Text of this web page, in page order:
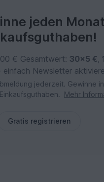
jeden Monat
€ Gesamtwert: 30×5 €,
einfach Newsletter
jederzeit. Gewinne
Mehr
Gratis registrieren